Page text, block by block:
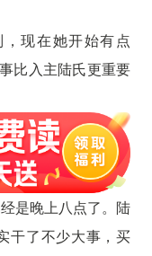
现在她开始有点
比入主陆氏更重要
是晚上八点了。陆
干了不少大事，买